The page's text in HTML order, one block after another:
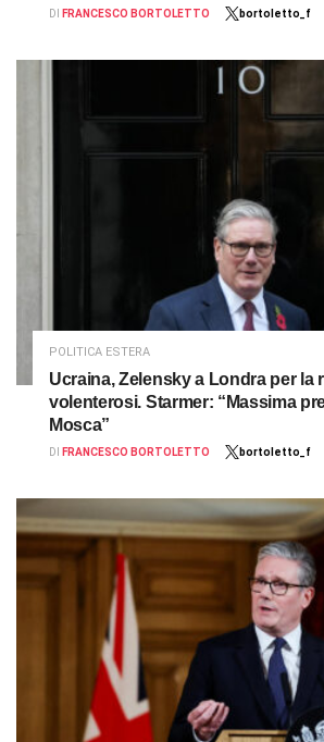
DI FRANCESCO BORTOLETTO bortoletto_f
POLITICA ESTERA
Ucraina, Zelensky a Londra per la
volenterosi. Starmer: “Massima
Mosca”
DI FRANCESCO BORTOLETTO bortoletto_f